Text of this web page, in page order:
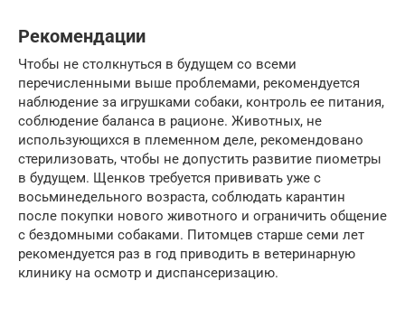
Рекомендации
Чтобы не столкнуться в будущем со всеми
перечисленными выше проблемами, рекомендуется
наблюдение за игрушками собаки, контроль ее питания,
соблюдение баланса в рационе. Животных, не
использующихся в племенном деле, рекомендовано
стерилизовать, чтобы не допустить развитие пиометры
в будущем. Щенков требуется прививать уже с
восьминедельного возраста, соблюдать карантин
после покупки нового животного и ограничить общение
с бездомными собаками. Питомцев старше семи лет
рекомендуется раз в год приводить в ветеринарную
клинику на осмотр и диспансеризацию.